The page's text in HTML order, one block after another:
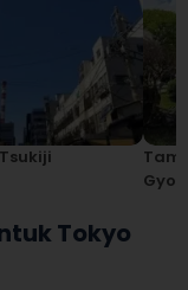
Tokyo